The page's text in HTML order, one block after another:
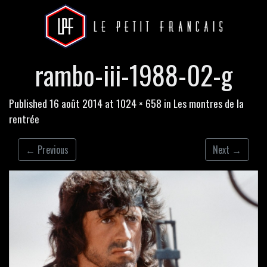
rambo-iii-1988-02-g
Published16 août 2014at1024 × 658 in Les montres de la
rentrée
← Previous Next →